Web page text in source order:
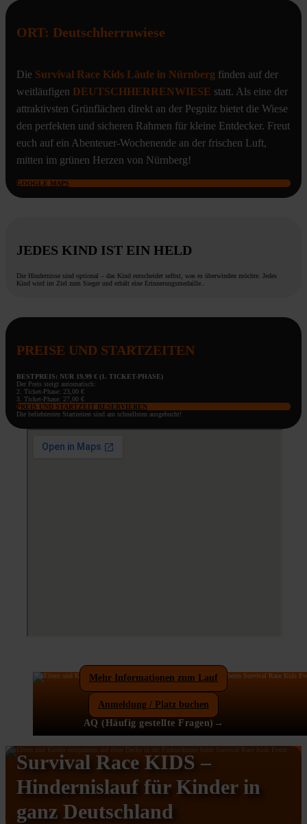
ORT: Deutschherrnwiese
Die Survival Race Kids Läufe in Nürnberg finden auf der
weitläufigen DEUTSCHHERRENWIESE statt. Als eine der
attraktivsten Grünflächen direkt an der Pegnitz bietet die Wiese
den perfekten und sicheren Rahmen für kleine Entdecker. Freut
euch auf ein Abenteuer-Wochenende an der frischen Luft,
mitten im grünen Herzen von Nürnberg!
GOOGLE MAPS
JEDES KIND IST EIN HELD
Die Hindernisse sind optional – das Kind entscheidet selbst, was es überwinden möchte. Jedes
Kind wird im Ziel zum Sieger und erhält eine Erinnerungsmedaille..
PREISE UND STARTZEITEN
BESTPREIS: NUR 19,99 € (1. TICKET-PHASE)
Der Preis steigt automatisch:
2. Ticket-Phase: 23,00 €
3. Ticket-Phase: 27,00 €
PREIS UND STARTZEIT RESERVIEREN
Die beliebtesten Startzeiten sind am schnellsten ausgebucht!
Mehr Informationen zum Lauf
Anmeldung / Platz buchen
AQ (Häufig gestellte Fragen)→
Survival Race KIDS –
Hindernislauf für Kinder in
ganz Deutschland